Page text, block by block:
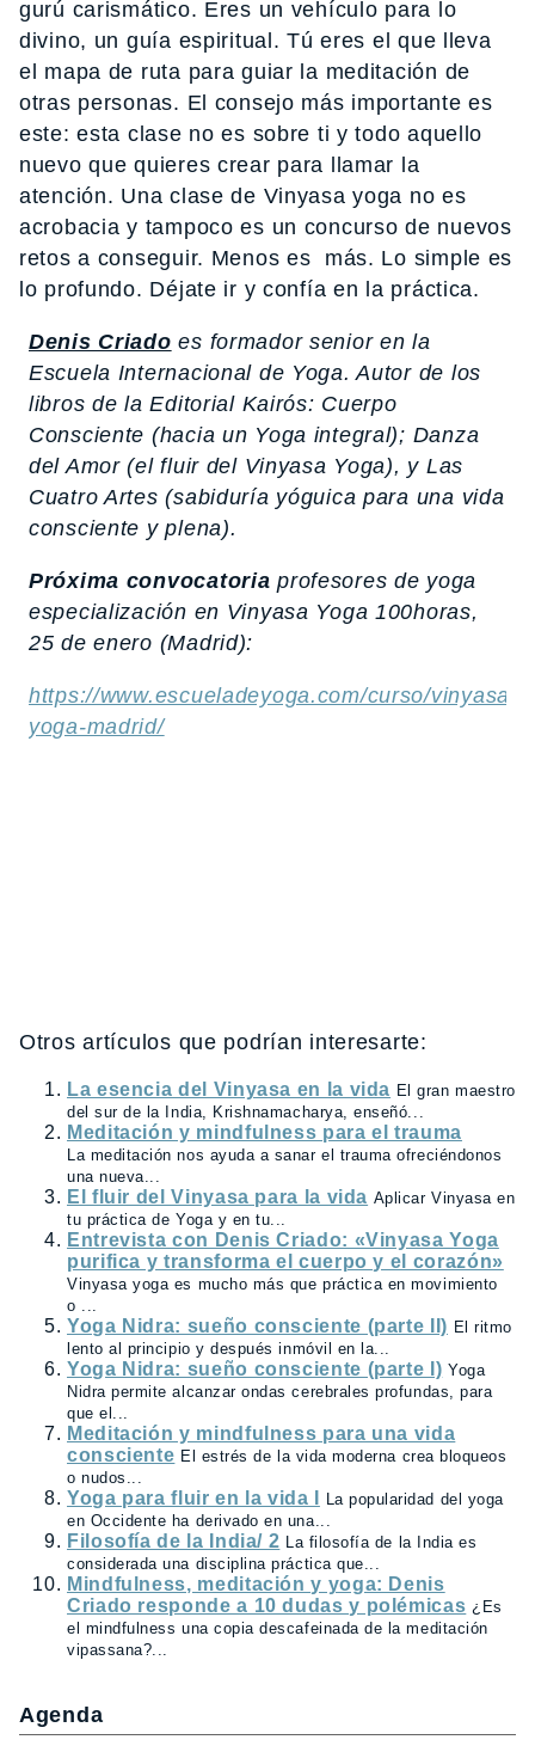
gurú carismático. Eres un vehículo para lo
divino, un guía espiritual. Tú eres el que lleva
el mapa de ruta para guiar la meditación de
otras personas. El consejo más importante es
este: esta clase no es sobre ti y todo aquello
nuevo que quieres crear para llamar la
atención. Una clase de Vinyasa yoga no es
acrobacia y tampoco es un concurso de nuevos
retos a conseguir. Menos es más. Lo simple es
lo profundo. Déjate ir y confía en la práctica.
Denis Criado es formador senior en la
Escuela Internacional de Yoga. Autor de los
libros de la Editorial Kairós: Cuerpo
Consciente (hacia un Yoga integral); Danza
del Amor (el fluir del Vinyasa Yoga), y Las
Cuatro Artes (sabiduría yóguica para una vida
consciente y plena).
Próxima convocatoria profesores de yoga
especialización en Vinyasa Yoga 100horas,
25 de enero (Madrid):
https://www.escueladeyoga.com/curso/vinyasa-
yoga-madrid/
Otros artículos que podrían interesarte:
La esencia del Vinyasa en la vida El gran maestro
del sur de la India, Krishnamacharya, enseñó...
Meditación y mindfulness para el trauma
La meditación nos ayuda a sanar el trauma ofreciéndonos
una nueva...
El fluir del Vinyasa para la vida Aplicar Vinyasa en
tu práctica de Yoga y en tu...
Entrevista con Denis Criado: «Vinyasa Yoga
purifica y transforma el cuerpo y el corazón»
Vinyasa yoga es mucho más que práctica en movimiento
o ...
Yoga Nidra: sueño consciente (parte II) El ritmo
lento al principio y después inmóvil en la...
Yoga Nidra: sueño consciente (parte I) Yoga
Nidra permite alcanzar ondas cerebrales profundas, para
que el...
Meditación y mindfulness para una vida
consciente El estrés de la vida moderna crea bloqueos
o nudos...
Yoga para fluir en la vida I
La popularidad del yoga
en Occidente ha derivado en una...
Filosofía de la India/ 2 La filosofía de la India es
considerada una disciplina práctica que...
Mindfulness, meditación y yoga: Denis
Criado responde a 10 dudas y polémicas ¿Es
el mindfulness una copia descafeinada de la meditación
vipassana?...
Agenda